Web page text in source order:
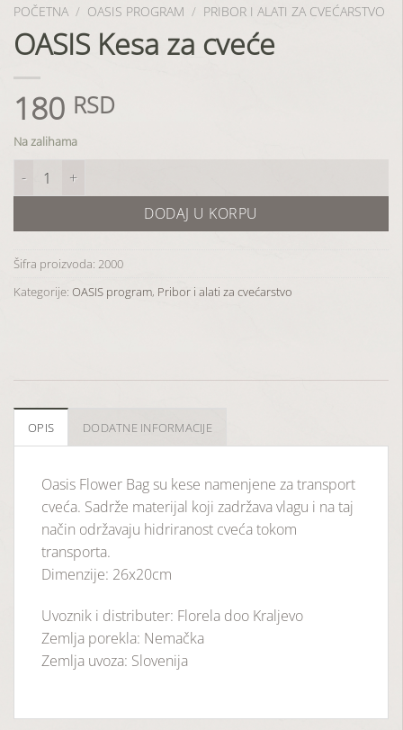
POČETNA / OASIS PROGRAM / PRIBOR I ALATI ZA CVEĆARSTVO
OASIS Kesa za cveće
180 RSD
Na zalihama
OASIS Kesa za cveće količina
DODAJ U KORPU
Šifra proizvoda: 2000
Kategorije: OASIS program, Pribor i alati za cvećarstvo
OPIS DODATNE INFORMACIJE
Oasis Flower Bag su kese namenjene za transport
cveća. Sadrže materijal koji zadržava vlagu i na taj
način održavaju hidriranost cveća tokom
transporta.
Dimenzije: 26x20cm
Uvoznik i distributer: Florela doo Kraljevo
Zemlja porekla: Nemačka
Zemlja uvoza: Slovenija